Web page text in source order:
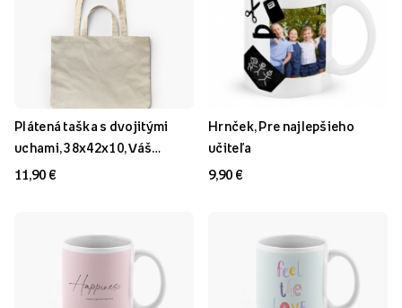
Plátená taška s dvojitými
uchami, 38x42x10, Váš
Projekt, dvojité uši
11,90 €
Hrnček, Pre najlepšieho
učiteľa
9,90 €